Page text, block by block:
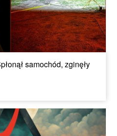
samochód, zginęły